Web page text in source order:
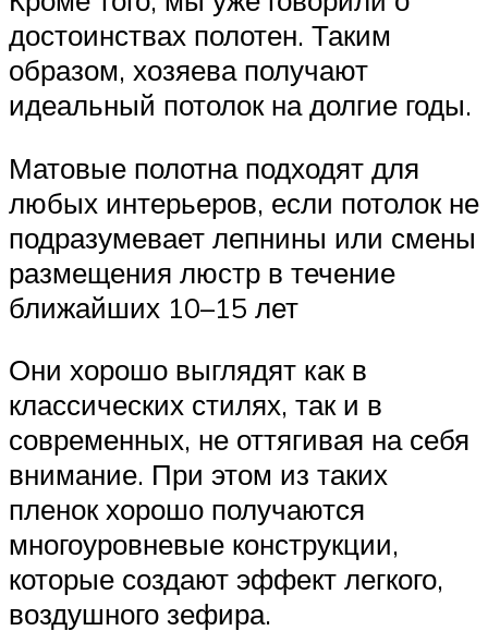
достоинствах полотен. Таким
образом, хозяева получают
идеальный потолок на долгие годы.
Матовые полотна подходят для
любых интерьеров, если потолок не
подразумевает лепнины или смены
размещения люстр в течение
ближайших 10–15 лет
Они хорошо выглядят как в
классических стилях, так и в
современных, не оттягивая на себя
внимание. При этом из таких
пленок хорошо получаются
многоуровневые конструкции,
которые создают эффект легкого,
воздушного зефира.